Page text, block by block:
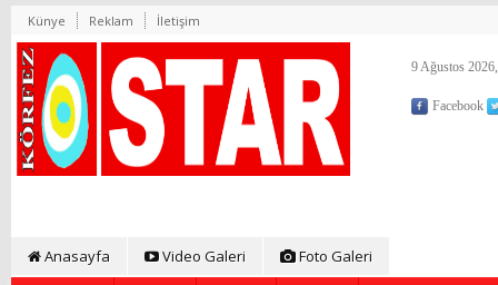
Künye Reklam İletişim
9 Ağustos
Facebook
Anasayfa Video Galeri Foto Galeri